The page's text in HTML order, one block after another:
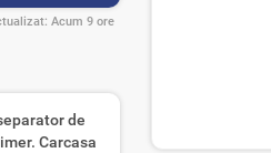
Acum 9 ore
de
Carcasa